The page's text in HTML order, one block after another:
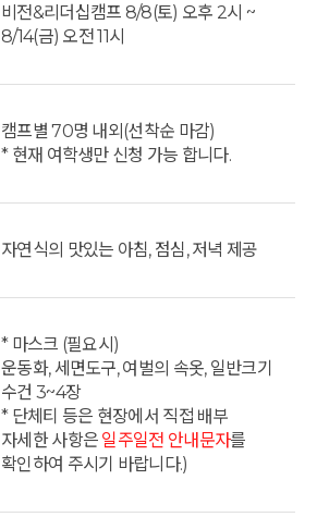
비전&리더십캠프 8/8(토) 오후 2시 ~
8/14(금) 오전 11시
캠프별 70명 내외(선착순 마감)
* 현재 여학생만 신청 가능 합니다.
자연식의 맛있는 아침, 점심, 저녁 제공
* 마스크 (필요시)
운동화, 세면도구, 여벌의 속옷, 일반크기
수건 3~4장
* 단체티 등은 현장에서 직접 배부
자세한 사항은 일주일전 안내문자를
확인하여 주시기 바랍니다.)